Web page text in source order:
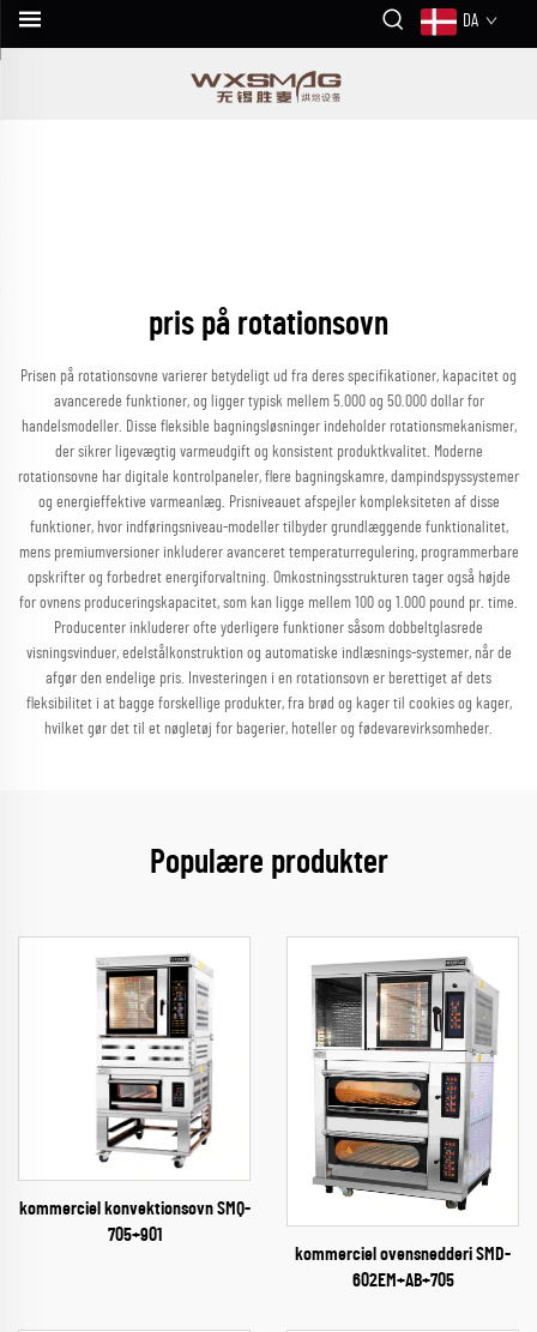
DA
pris på rotationsovn
Prisen på rotationsovne varierer betydeligt ud fra deres specifikationer, kapacitet og
avancerede funktioner, og ligger typisk mellem 5.000 og 50.000 dollar for
handelsmodeller. Disse fleksible bagningsløsninger indeholder rotationsmekanismer,
der sikrer ligevægtig varmeudgift og konsistent produktkvalitet. Moderne
rotationsovne har digitale kontrolpaneler, flere bagningskamre, dampindspyssystemer
og energieffektive varmeanlæg. Prisniveauet afspejler kompleksiteten af disse
funktioner, hvor indføringsniveau-modeller tilbyder grundlæggende funktionalitet,
mens premiumversioner inkluderer avanceret temperaturregulering, programmerbare
opskrifter og forbedret energiforvaltning. Omkostningsstrukturen tager også højde
for ovnens produceringskapacitet, som kan ligge mellem 100 og 1.000 pound pr. time.
Producenter inkluderer ofte yderligere funktioner såsom dobbeltglasrede
visningsvinduer, edelstålkonstruktion og automatiske indlæsnings-systemer, når de
afgør den endelige pris. Investeringen i en rotationsovn er berettiget af dets
fleksibilitet i at bagge forskellige produkter, fra brød og kager til cookies og kager,
hvilket gør det til et nøgletøj for bagerier, hoteller og fødevarevirksomheder.
Populære produkter
kommerciel konvektionsovn SMQ-
705+901
kommerciel ovensnedderi SMD-
602EM+AB+705